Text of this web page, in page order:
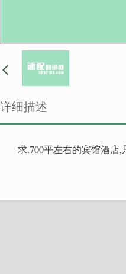
详细描述
求.700平左右的宾馆酒店